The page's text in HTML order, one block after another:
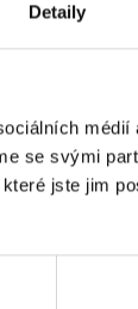
Detaily
se svými
jste jim